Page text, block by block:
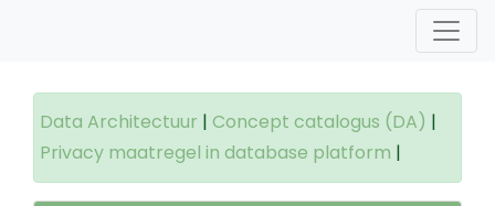
Data Architectuur | Concept catalogus (DA) |
Privacy maatregel in database platform |